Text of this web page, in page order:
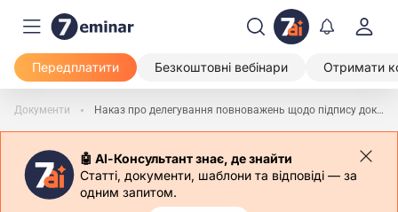
Передплатити Безкоштовні вебінари Отримати
Документи Наказ про делегування повноважень щодо підпису документів з військового обліку
🤖 АІ-Консультант знає, де знайти
Статті, документи, шаблони та відповіді — за
одним запитом.